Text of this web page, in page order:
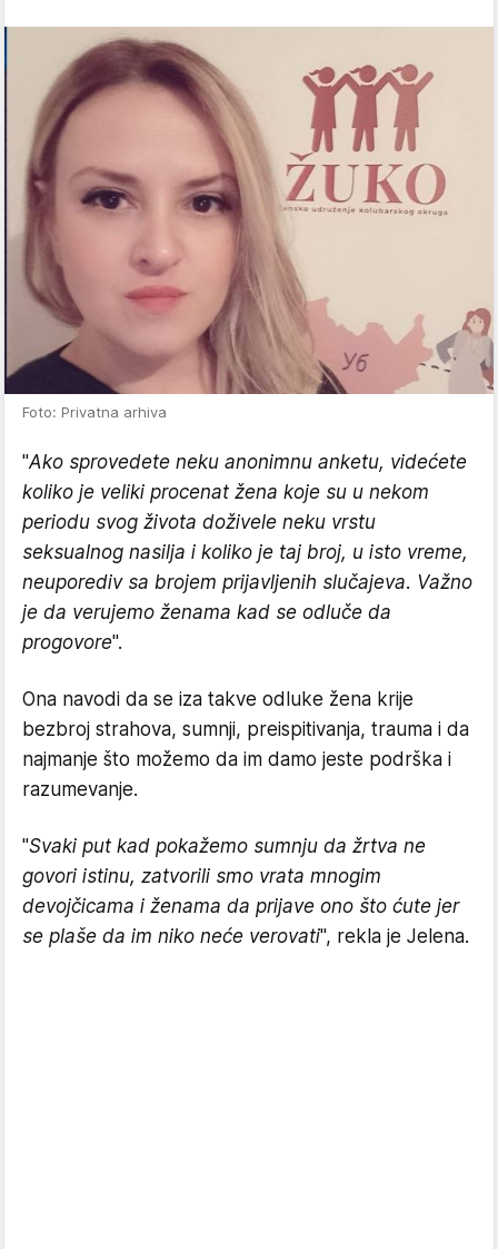
Foto: Privatna arhiva
"Ako sprovedete neku anonimnu anketu, videćete
koliko je veliki procenat žena koje su u nekom
periodu svog života doživele neku vrstu
seksualnog nasilja i koliko je taj broj, u isto vreme,
neuporediv sa brojem prijavljenih slučajeva. Važno
je da verujemo ženama kad se odluče da
progovore".
Ona navodi da se iza takve odluke žena krije
bezbroj strahova, sumnji, preispitivanja, trauma i da
najmanje što možemo da im damo jeste podrška i
razumevanje.
"Svaki put kad pokažemo sumnju da žrtva ne
govori istinu, zatvorili smo vrata mnogim
devojčicama i ženama da prijave ono što ćute jer
se plaše da im niko neće verovati", rekla je Jelena.